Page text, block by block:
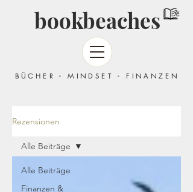
bookbeaches
BÜCHER - MINDSET - FINANZEN
Rezensionen
Alle Beiträge
Finanzen &
Alle Beiträge